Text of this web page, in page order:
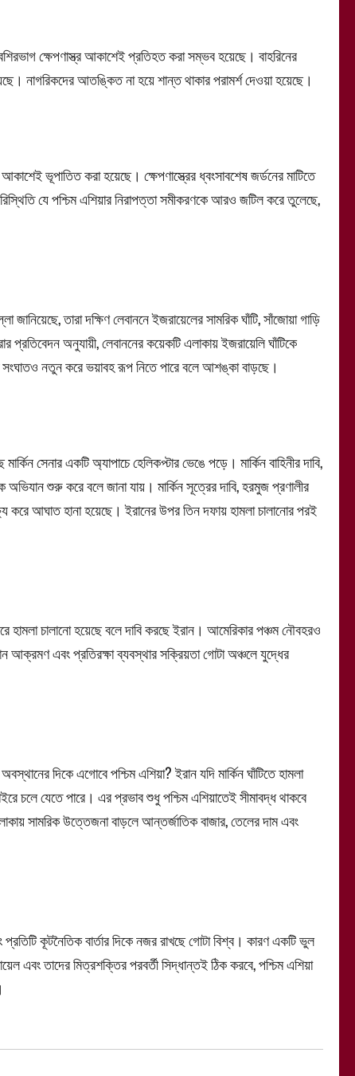
ক্ষেপণাস্ত্র আকাশেই প্রতিহত করা সম্ভব হয়েছে। বাহরিনের
নাগরিকদের আতঙ্কিত না হয়ে শান্ত থাকার পরামর্শ দেওয়া হয়েছে।
ভূপাতিত করা হয়েছে। ক্ষেপণাস্ত্রের ধ্বংসাবশেষ জর্ডনের মাটিতে
যে পশ্চিম এশিয়ার নিরাপত্তা সমীকরণকে আরও জটিল করে তুলেছে,
তারা দক্ষিণ লেবাননে ইজরায়েলের সামরিক ঘাঁটি, সাঁজোয়া গাড়ি
অনুযায়ী, লেবাননের কয়েকটি এলাকায় ইজরায়েলি ঘাঁটিকে
সংঘাতও নতুন করে ভয়াবহ রূপ নিতে পারে বলে আশঙ্কা বাড়ছে।
সেনার একটি অ্যাপাচে হেলিকপ্টার ভেঙে পড়ে। মার্কিন বাহিনীর দাবি,
অভিযান শুরু করে বলে জানা যায়। মার্কিন সূত্রের দাবি, হরমুজ প্রণালীর
করে আঘাত হানা হয়েছে। ইরানের উপর তিন দফায় হামলা চালানোর পরই
হামলা চালানো হয়েছে বলে দাবি করছে ইরান। আমেরিকার পঞ্চম নৌবহরও
আক্রমণ এবং প্রতিরক্ষা ব্যবস্থার সক্রিয়তা গোটা অঞ্চলে যুদ্ধের
দিকে এগোবে পশ্চিম এশিয়া? ইরান যদি মার্কিন ঘাঁটিতে হামলা
চলে যেতে পারে। এর প্রভাব শুধু পশ্চিম এশিয়াতেই সীমাবদ্ধ থাকবে
সামরিক উত্তেজনা বাড়লে আন্তর্জাতিক বাজার, তেলের দাম এবং
কূটনৈতিক বার্তার দিকে নজর রাখছে গোটা বিশ্ব। কারণ একটি ভুল
এবং তাদের মিত্রশক্তির পরবর্তী সিদ্ধান্তই ঠিক করবে, পশ্চিম এশিয়া